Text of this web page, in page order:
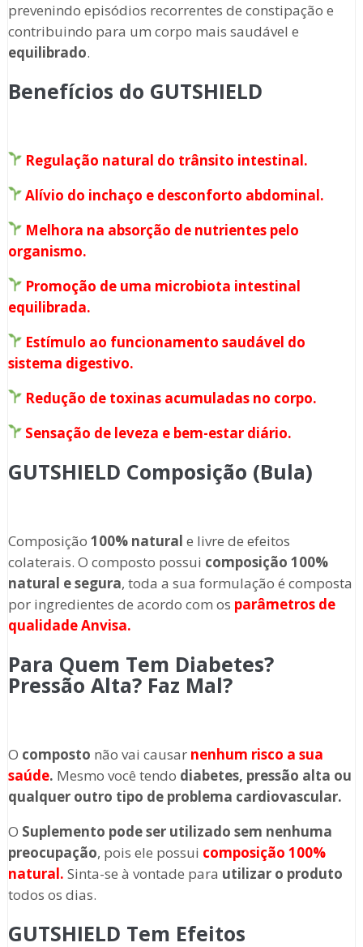
prevenindo episódios recorrentes de constipação e
contribuindo para um corpo mais saudável e
equilibrado.
Benefícios do GUTSHIELD
Regulação natural do trânsito intestinal.
Alívio do inchaço e desconforto abdominal.
Melhora na absorção de nutrientes pelo
organismo.
Promoção de uma microbiota intestinal
equilibrada.
Estímulo ao funcionamento saudável do
sistema digestivo.
Redução de toxinas acumuladas no corpo.
Sensação de leveza e bem-estar diário.
GUTSHIELD Composição (Bula)
Composição 100% natural e livre de efeitos
colaterais. O composto possui composição 100%
natural e segura, toda a sua formulação é composta
por ingredientes de acordo com os parâmetros de
qualidade Anvisa.
Para Quem Tem Diabetes?
Pressão Alta? Faz Mal?
O composto não vai causar nenhum risco a sua
saúde. Mesmo você tendo diabetes, pressão alta ou
qualquer outro tipo de problema cardiovascular.
O Suplemento pode ser utilizado sem nenhuma
preocupação, pois ele possui composição 100%
natural. Sinta-se à vontade para utilizar o produto
todos os dias.
GUTSHIELD Tem Efeitos